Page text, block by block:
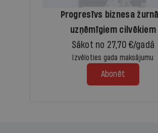
Progresīvs biznesa
uzņēmīgiem cilvēkiem
Sākot no 27,70 €/gadā
Izvēloties gada maksājumu
Abonēt